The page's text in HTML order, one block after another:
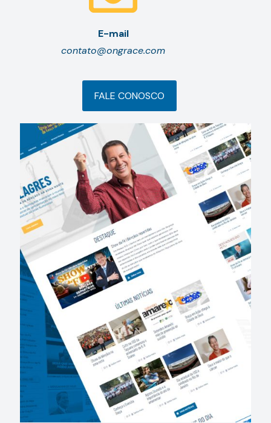
E-mail
contato@ongrace.com
FALE CONOSCO